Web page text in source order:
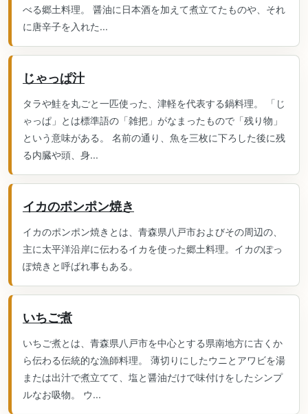
べる郷土料理。 醤油に日本酒を加えて煮立てたものや、それ
に唐辛子を入れた...
じゃっぱ汁
タラや鮭を丸ごと一匹使った、津軽を代表する鍋料理。 「じ
ゃっぱ」とは標準語の「雑把」がなまったもので「残り物」
という意味がある。 名前の通り、魚を三枚に下ろした後に残
る内臓や頭、身...
イカのポンポン焼き
イカのポンポン焼きとは、青森県八戸市およびその周辺の、
主に太平洋沿岸に伝わるイカを使った郷土料理。イカのぽっ
ぽ焼きと呼ばれ事もある。
いちご煮
いちご煮とは、青森県八戸市を中心とする県南地方に古くか
ら伝わる伝統的な漁師料理。 薄切りにしたウニとアワビを湯
または出汁で煮立てて、塩と醤油だけで味付けをしたシンプ
ルなお吸物。 ウ...